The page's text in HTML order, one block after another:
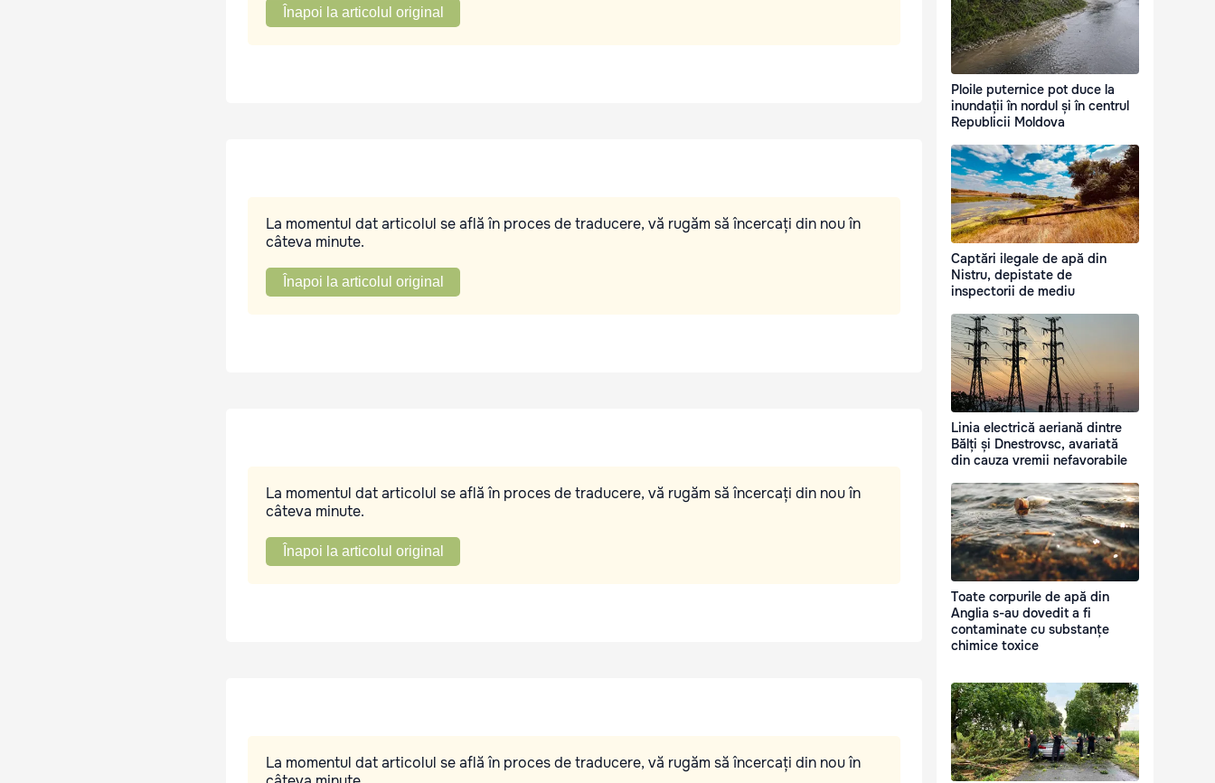
Înapoi la articolul original
La momentul dat articolul se află în proces de traducere, vă rugăm să încercați din nou în
câteva minute.
Înapoi la articolul original
La momentul dat articolul se află în proces de traducere, vă rugăm să încercați din nou în
câteva minute.
Înapoi la articolul original
La momentul dat articolul se află în proces de traducere, vă rugăm să încercați din nou în
Ploile puternice pot duce la
inundații în nordul și în centrul
Republicii Moldova
Captări ilegale de apă din
Nistru, depistate de
inspectorii de mediu
Linia electrică aeriană dintre
Bălți și Dnestrovsc, avariată
din cauza vremii nefavorabile
Toate corpurile de apă din
Anglia s-au dovedit a fi
contaminate cu substanțe
chimice toxice